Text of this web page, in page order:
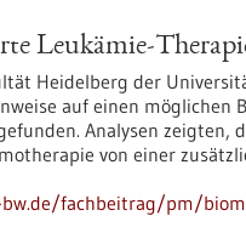
Leukämie-
Heidelberg der
auf einen möglichen
Analysen zeigten,
von einer
fachbeitrag/pm/